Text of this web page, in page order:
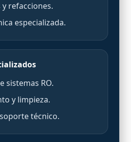
refacciones.
especializada.
sistemas RO.
y limpieza.
técnico.